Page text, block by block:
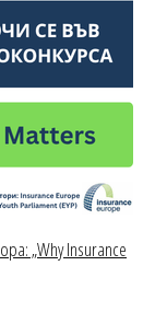
„Why Insurance